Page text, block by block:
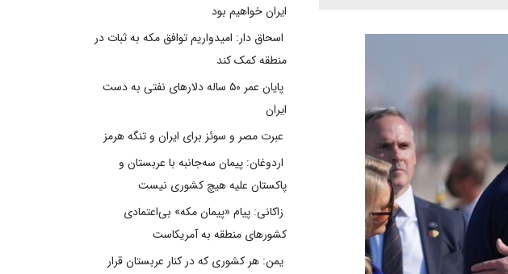
ایران خواهیم بود
اسحاق دار: امیدواریم توافق مکه به ثبات در
منطقه کمک کند
پایان عمر ۵۰ ساله دلارهای نفتی به دست
ایران
عبرت مصر و سوئز برای ایران و تنگه هرمز
اردوغان: پیمان سه‌جانبه با عربستان و
پاکستان علیه هیچ کشوری نیست
زاکانی: پیام «پیمان مکه» بی‌اعتمادی
کشورهای منطقه به آمریکاست
یمن: هر کشوری که در کنار عربستان قرار